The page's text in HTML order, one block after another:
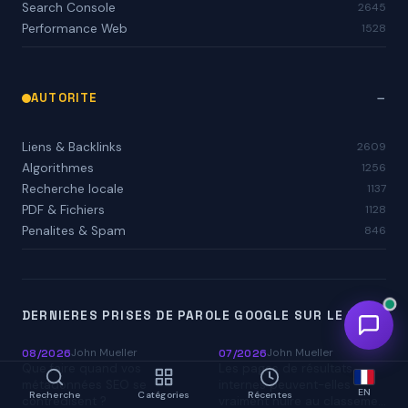
Search Console 2645
Performance Web 1528
AUTORITE
Liens & Backlinks 2609
Algorithmes 1256
Recherche locale 1137
PDF & Fichiers 1128
Penalites & Spam 846
DERNIERES PRISES DE PAROLE GOOGLE SUR LE SEO
08/2026John Mueller
Que faire quand vos
métadonnées SEO se
contredisent ?
07/2026John Mueller
Les pages de résultats
internes peuvent-elles
vraiment nuire au classeme…
Recherche Catégories Récentes EN